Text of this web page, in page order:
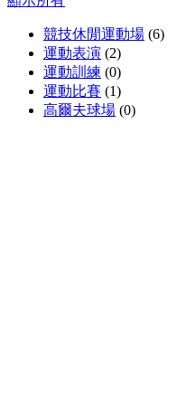
競技休閒運動場 (6)
運動表演 (2)
運動訓練 (0)
運動比賽 (1)
高爾夫球場 (0)